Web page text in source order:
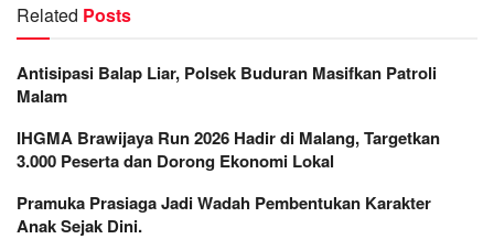
Related Posts
Antisipasi Balap Liar, Polsek Buduran Masifkan Patroli
Malam
IHGMA Brawijaya Run 2026 Hadir di Malang, Targetkan
3.000 Peserta dan Dorong Ekonomi Lokal
Pramuka Prasiaga Jadi Wadah Pembentukan Karakter
Anak Sejak Dini.